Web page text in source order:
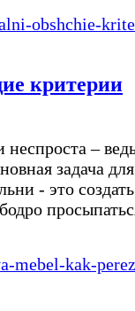
критерии
–
задача для
- это создать